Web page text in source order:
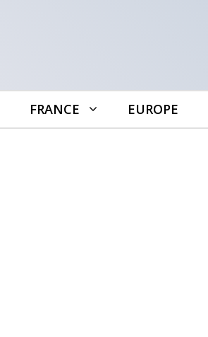
FRANCE EUROPE